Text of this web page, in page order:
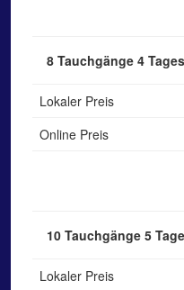
8 Tauchgänge 4
Lokaler Preis
Online Preis
10 Tauchgänge 5
Lokaler Preis